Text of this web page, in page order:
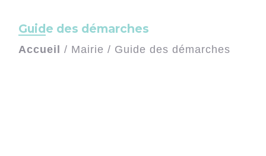
Guide des démarches
Accueil / Mairie / Guide des démarches